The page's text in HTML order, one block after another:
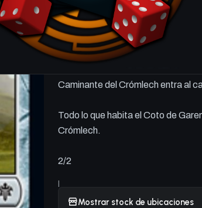
DESCRIPCIÓN
Criatura artefacto — Gólem
Caminante del Crómlech entra al
Todo lo que habita el Coto de
Crómlech.
2/2
|
Mostrar stock de ubicaciones